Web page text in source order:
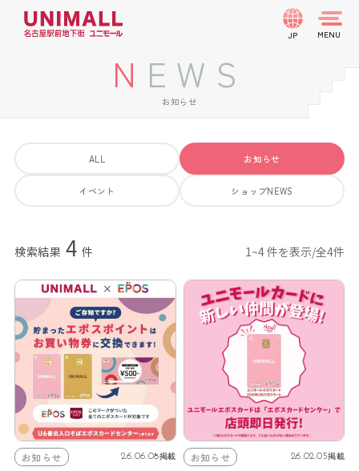
JP
NEWS
お知らせ
ALL お知らせ
イベント ショップNEWS
検索結果 4 件 1~4 件を表示/全4件
お知らせ 26.06.08掲載 お知らせ 26.02.05掲載